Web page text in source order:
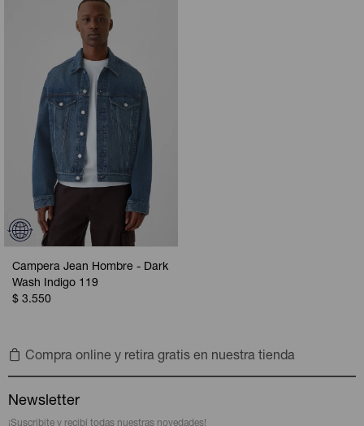
Campera Jean Hombre - Dark
Wash Indigo 119
$ 3.550
Compra online y retira gratis en nuestra tienda
Newsletter
¡Suscribite y recibí todas nuestras novedades!